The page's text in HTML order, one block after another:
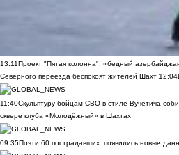
13:11Проект "Пятая колонна": «бедный
Северного переезда беспокоят жителей Шахт 12:04
11:40Скульптуру бойцам СВО в стиле Вучетича
сквере клуба «Молодёжный» в Шахтах
09:35Почти 60 пострадавших: появились новые